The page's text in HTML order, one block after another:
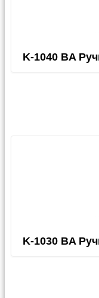
K-1040 BA
K-1030 BA